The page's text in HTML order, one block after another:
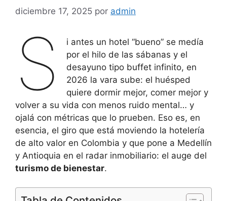
diciembre 17, 2025 por admin
S
i antes un hotel “bueno” se medía
por el hilo de las sábanas y el
desayuno tipo buffet infinito, en
2026 la vara sube: el huésped
quiere dormir mejor, comer mejor y
volver a su vida con menos ruido mental… y
ojalá con métricas que lo prueben. Eso es, en
esencia, el giro que está moviendo la hotelería
de alto valor en Colombia y que pone a Medellín
y Antioquia en el radar inmobiliario: el auge del
turismo de bienestar.